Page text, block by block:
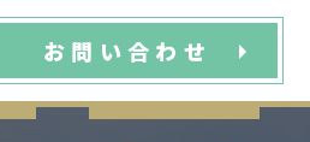
お問い合わせ